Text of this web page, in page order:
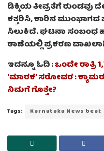
ಡಿಕ್ಕಿಯ ತೀವ್ರತೆಗೆ
ಕತ್ತರಿಸಿ, ಕಾರಿನ
ಸಿಲುಕಿದೆ. ಘಟನಾ ಸಂಬಂಧ
ಠಾಣೆಯಲ್ಲಿ ಪ್ರಕರಣ
ಇದನ್ನೂ ಓದಿ :ಒಂದೇ ರಾತ್ರಿ
‘ಮಾರಕ’ ಸರೋವರ :
ನಿಮಗೆ ಗೊತ್ತೇ?
Tags: Karnataka News beat